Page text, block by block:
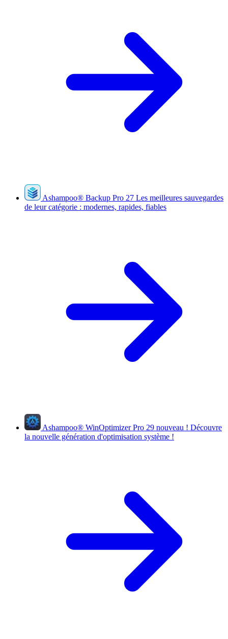
Ashampoo® Backup Pro 27 Les meilleures sauvegardes
de leur catégorie : modernes, rapides, fiables
Ashampoo® WinOptimizer Pro 29 nouveau ! Découvre
la nouvelle génération d'optimisation système !